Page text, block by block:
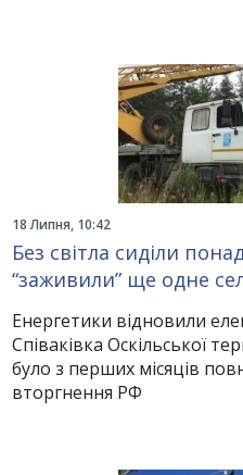
18 Липня, 10:42
Без світла сиділи
“заживили” ще одне
Енергетики відновили
Співаківка Оскільської
було з перших місяців
вторгнення РФ